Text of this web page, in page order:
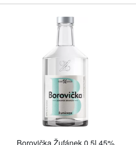
Borovička Žufánek 0,5l 45%